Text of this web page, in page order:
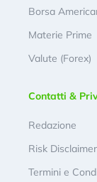
Borsa
Materie Prime
Valute (Forex)
Contatti &
Redazione
Risk Disclaimer
Termini e